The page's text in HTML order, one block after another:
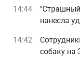
14:44
нанесла
14:42
собаку на